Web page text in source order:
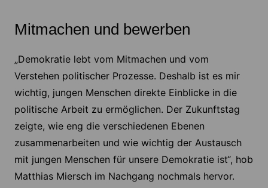
Mitmachen und bewerben
„Demokratie lebt vom Mitmachen und vom
Verstehen politischer Prozesse. Deshalb ist es mir
wichtig, jungen Menschen direkte Einblicke in die
politische Arbeit zu ermöglichen. Der Zukunftstag
zeigte, wie eng die verschiedenen Ebenen
zusammenarbeiten und wie wichtig der Austausch
mit jungen Menschen für unsere Demokratie ist“, hob
Matthias Miersch im Nachgang nochmals hervor.